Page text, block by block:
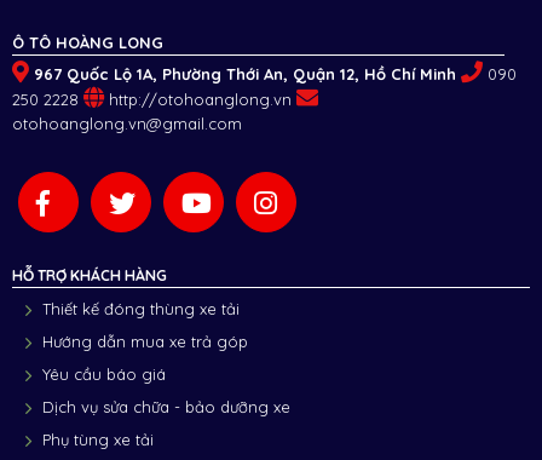
Ô TÔ HOÀNG LONG
967 Quốc Lộ 1A, Phường Thới An, Quận 12, Hồ Chí Minh
090
250 2228
http://otohoanglong.vn
otohoanglong.vn@gmail.com
HỖ TRỢ KHÁCH HÀNG
Thiết kế đóng thùng xe tải
Hướng dẫn mua xe trả góp
Yêu cầu báo giá
Dịch vụ sửa chữa - bảo dưỡng xe
Phụ tùng xe tải